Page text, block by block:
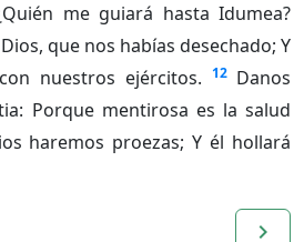
me guiará hasta Idumea?
que nos habías desechado; Y
nuestros ejércitos. 12 Danos
Porque mentirosa es la salud
haremos proezas; Y él hollará
navigate_next